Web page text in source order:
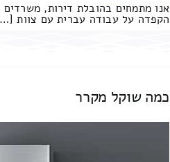
אנו מתמחים בהובלת דירות, משרדים
הקפדה על עבודה עברית עם צוות
כמה שוקל מקרר